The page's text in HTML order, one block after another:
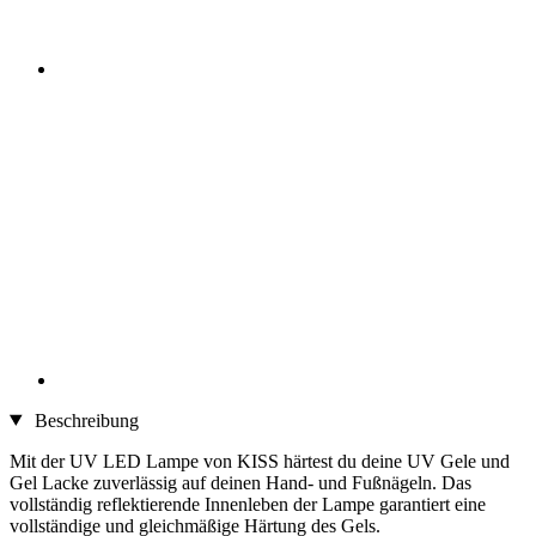
Beschreibung
Mit der UV LED Lampe von KISS härtest du deine UV Gele und
Gel Lacke zuverlässig auf deinen Hand- und Fußnägeln. Das
vollständig reflektierende Innenleben der Lampe garantiert eine
vollständige und gleichmäßige Härtung des Gels.